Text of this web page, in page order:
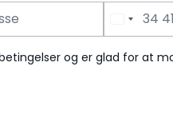
og er glad for at